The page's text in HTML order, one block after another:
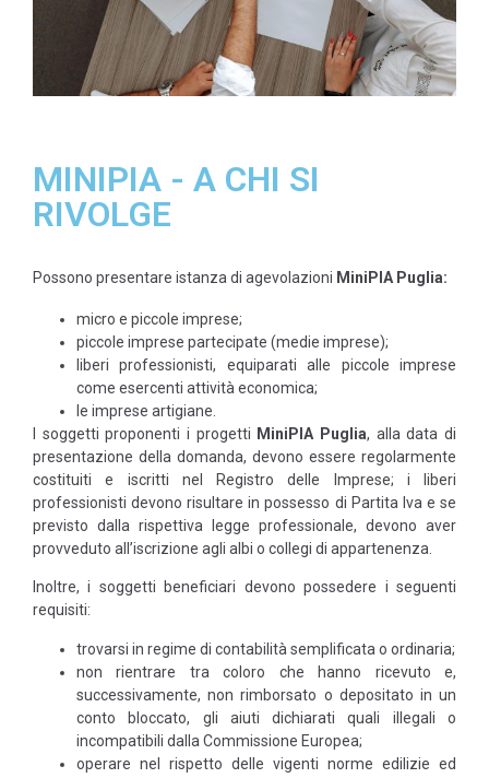
MINIPIA - A CHI SI
RIVOLGE
Possono presentare istanza di agevolazioni MiniPIA Puglia:
micro e piccole imprese;
piccole imprese partecipate (medie imprese);
liberi professionisti, equiparati alle piccole imprese
come esercenti attività economica;
le imprese artigiane.
I soggetti proponenti i progetti MiniPIA Puglia, alla data di
presentazione della domanda, devono essere regolarmente
costituiti e iscritti nel Registro delle Imprese; i liberi
professionisti devono risultare in possesso di Partita Iva e se
previsto dalla rispettiva legge professionale, devono aver
provveduto all’iscrizione agli albi o collegi di appartenenza.
Inoltre, i soggetti beneficiari devono possedere i seguenti
requisiti:
trovarsi in regime di contabilità semplificata o ordinaria;
non rientrare tra coloro che hanno ricevuto e,
successivamente, non rimborsato o depositato in un
conto bloccato, gli aiuti dichiarati quali illegali o
incompatibili dalla Commissione Europea;
operare nel rispetto delle vigenti norme edilizie ed